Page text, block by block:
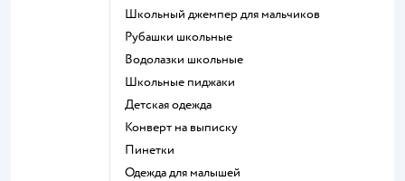
Школьный джемпер для мальчиков
Рубашки школьные
Водолазки школьные
Школьные пиджаки
Детская одежда
Конверт на выписку
Пинетки
Одежда для малышей